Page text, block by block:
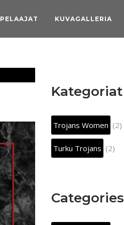
PELAAJAT KUVAGALLERIA
Kategoriat
Trojans Women (2)
Turku Trojans (2)
Categories